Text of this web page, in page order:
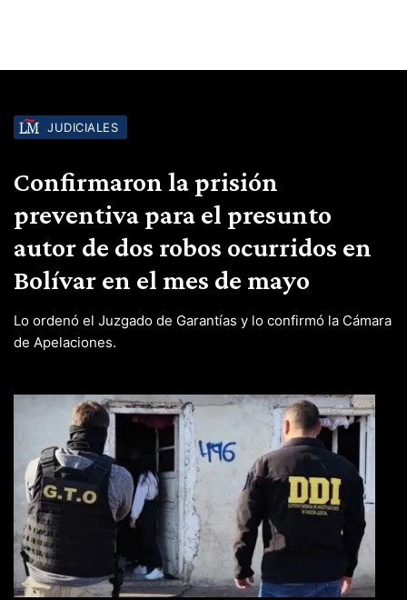
JUDICIALES
Confirmaron la prisión
preventiva para el presunto
autor de dos robos ocurridos en
Bolívar en el mes de mayo
Lo ordenó el Juzgado de Garantías y lo confirmó la Cámara
de Apelaciones.